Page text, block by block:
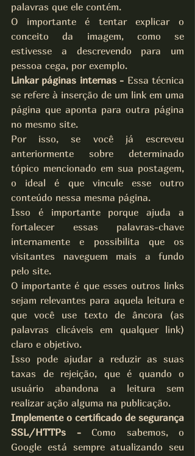
palavras que ele contém.
O importante é tentar explicar o
conceito da imagem, como se
estivesse a descrevendo para um
pessoa cega, por exemplo.
Linkar páginas internas - Essa técnica
se refere à inserção de um link em uma
página que aponta para outra página
no mesmo site.
Por isso, se você já escreveu
anteriormente sobre determinado
tópico mencionado em sua postagem,
o ideal é que vincule esse outro
conteúdo nessa mesma página.
Isso é importante porque ajuda a
fortalecer essas palavras-chave
internamente e possibilita que os
visitantes naveguem mais a fundo
pelo site.
O importante é que esses outros links
sejam relevantes para aquela leitura e
que você use texto de âncora (as
palavras clicáveis em qualquer link)
claro e objetivo.
Isso pode ajudar a reduzir as suas
taxas de rejeição, que é quando o
usuário abandona a leitura sem
realizar ação alguma na publicação.
Implemente o certificado de segurança
SSL/HTTPs - Como sabemos, o
Google está sempre atualizando seu